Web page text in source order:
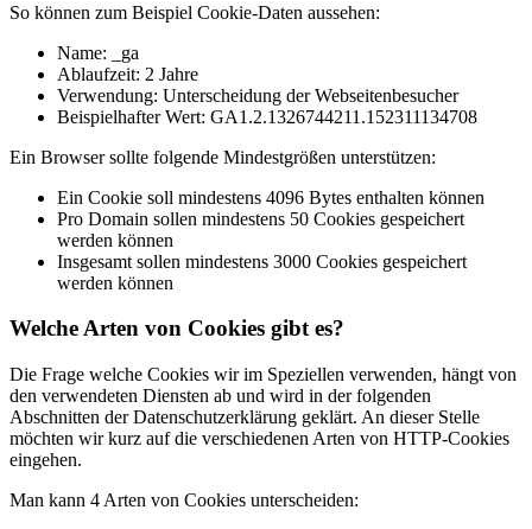
So können zum Beispiel Cookie-Daten aussehen:
Name: _ga
Ablaufzeit: 2 Jahre
Verwendung: Unterscheidung der Webseitenbesucher
Beispielhafter Wert: GA1.2.1326744211.152311134708
Ein Browser sollte folgende Mindestgrößen unterstützen:
Ein Cookie soll mindestens 4096 Bytes enthalten können
Pro Domain sollen mindestens 50 Cookies gespeichert
werden können
Insgesamt sollen mindestens 3000 Cookies gespeichert
werden können
Welche Arten von Cookies gibt es?
Die Frage welche Cookies wir im Speziellen verwenden, hängt von
den verwendeten Diensten ab und wird in der folgenden
Abschnitten der Datenschutzerklärung geklärt. An dieser Stelle
möchten wir kurz auf die verschiedenen Arten von HTTP-Cookies
eingehen.
Man kann 4 Arten von Cookies unterscheiden: